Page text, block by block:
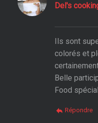
Del's
Ils sont
colorés et
Belle
Food
Répondre